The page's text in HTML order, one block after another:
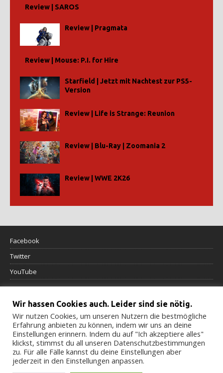
Review | SAROS
Review | Pragmata
Review | Mouse: P.I. for Hire
Starfield | Jetzt mit Nachtest zur PS5-
Version
Review | Life is Strange: Reunion
Review | Blu-Ray | Zoomania 2
Review | WWE 2K26
Facebook
Twitter
YouTube
Impressum
Cookierichtlinie
Wir hassen Cookies auch. Leider sind sie nötig.
Wir nutzen Cookies, um unseren Nutzern die bestmögliche
Erfahrung anbieten zu können, indem wir uns an deine
Einstellungen erinnern. Indem du auf "Ich akzeptiere alles"
klickst, stimmst du all unseren Datenschutzbestimmungen
zu. Für alle Fälle kannst du deine Einstellungen aber
jederzeit in den Einstellungen anpassen.